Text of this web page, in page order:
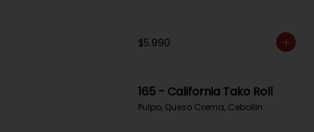
$5.990
165 - California Tako Roll
Pulpo, Queso Crema, Cebollin